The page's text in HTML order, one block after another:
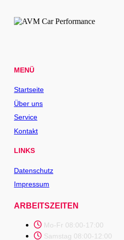
MENÜ
Startseite
Über uns
Service
Kontakt
LINKS
Datenschutz
Impressum
ARBEITSZEITEN
Mo-Fr 08:00-17:00
Samstag 08:00-12:00